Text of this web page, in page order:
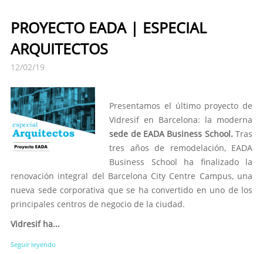
PROYECTO EADA | ESPECIAL
ARQUITECTOS
12/02/19
Presentamos el último proyecto de
Vidresif en Barcelona: la moderna
sede de EADA Business School.Tras
tres años de remodelación, EADA
Business School ha finalizado la
renovación integral del Barcelona City Centre Campus, una
nueva sede corporativa que se ha convertido en uno de los
principales centros de negocio de la ciudad.
Vidresif ha...
Seguir leyendo